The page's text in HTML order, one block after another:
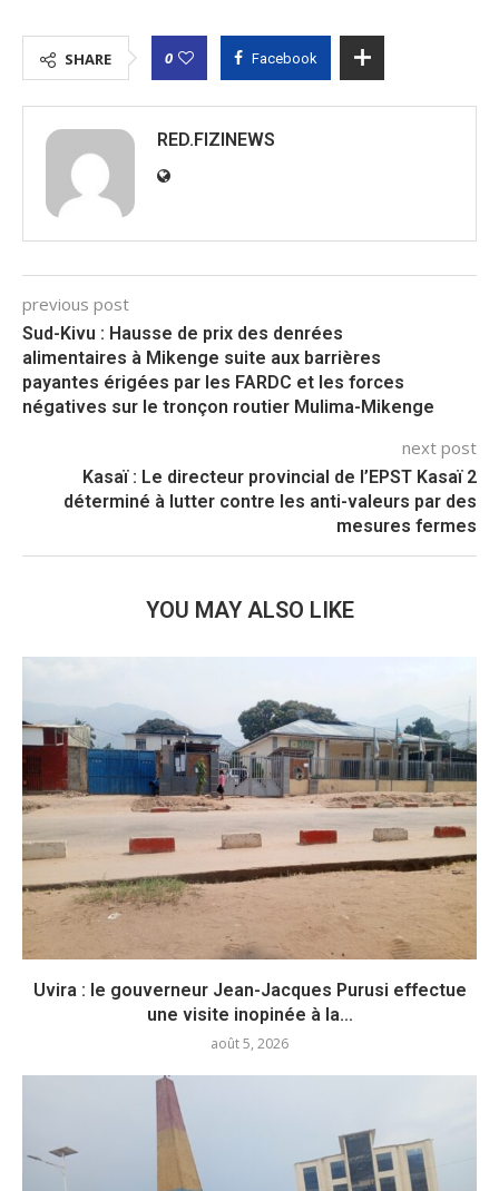
SHARE 0 Facebook
RED.FIZINEWS
previous post
Sud-Kivu : Hausse de prix des denrées
alimentaires à Mikenge suite aux barrières
payantes érigées par les FARDC et les forces
négatives sur le tronçon routier Mulima-Mikenge
next post
Kasaï : Le directeur provincial de l’EPST Kasaï 2
déterminé à lutter contre les anti-valeurs par des
mesures fermes
YOU MAY ALSO LIKE
Uvira : le gouverneur Jean-Jacques Purusi effectue
une visite inopinée à la...
août 5, 2026